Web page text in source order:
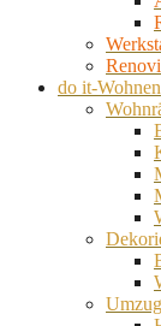
do it-Wohnen